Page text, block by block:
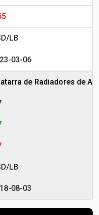
LB
03-06
de Radiadores de
LB
08-03